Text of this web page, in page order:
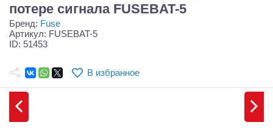
Самолеты
Квадрокоптеры
Судомодели
Конструкторы
Аппаратура и электроника
потере сигнала FUSEBAT-5
Бренд: Fuse
Артикул: FUSEBAT-5
ID: 51453
В избранное